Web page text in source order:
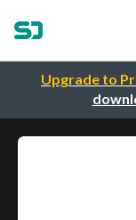
Upgrade to